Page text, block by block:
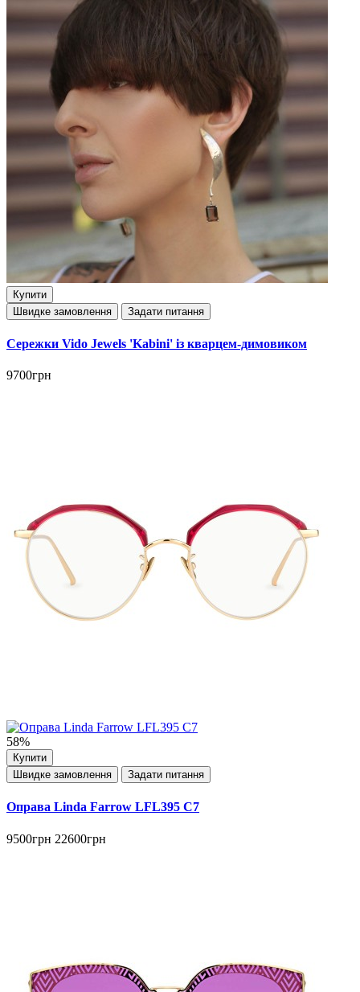
Купити
Швидке замовлення
Задати питання
Сережки Vido Jewels 'Kabini' із кварцем-димовиком
9700грн
58%
Купити
Швидке замовлення
Задати питання
Оправа Linda Farrow LFL395 C7
9500грн 22600грн